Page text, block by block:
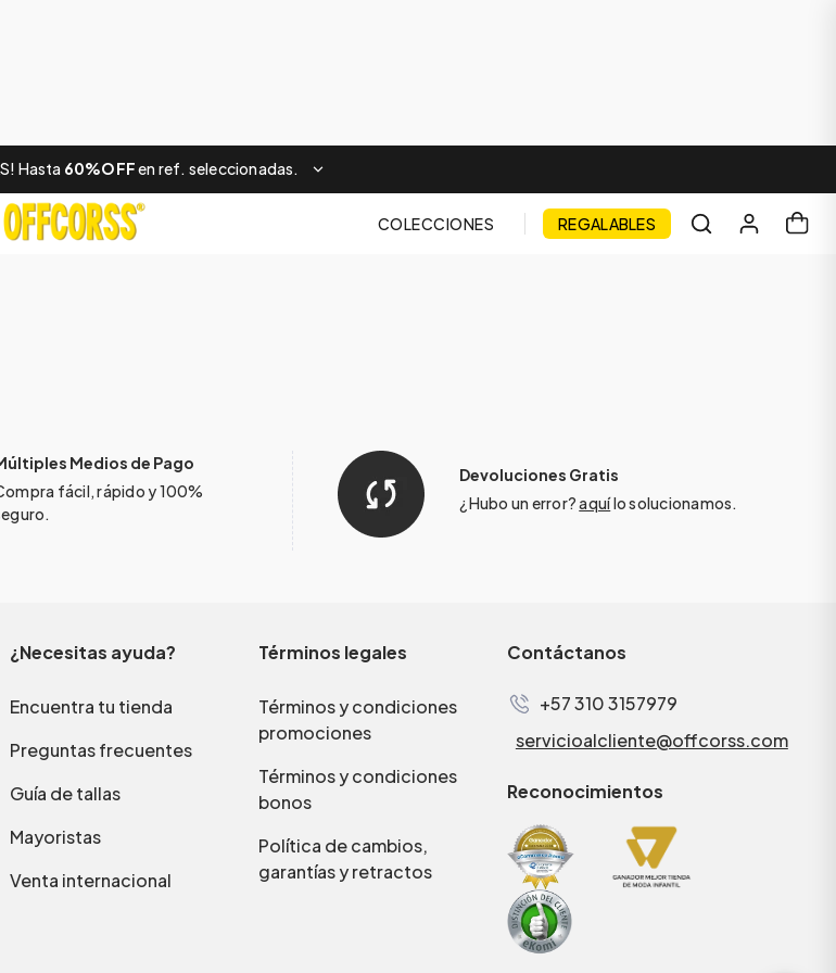
Hasta 60%OFFen ref. seleccionadas.
COLECCIONES REGALABLES
Medios de Pago
fácil, rápido y 100%
Devoluciones Gratis
¿Hubo un error?aquílo solucionamos.
¿Necesitas ayuda?
Encuentra tu tienda
Preguntas frecuentes
Guía de tallas
Mayoristas
Venta internacional
Términos legales
Términos y condiciones
promociones
Términos y condiciones
bonos
Política de cambios,
garantías y retractos
Contáctanos
+57 310 3157979
servicioalcliente@offcorss.com
Reconocimientos